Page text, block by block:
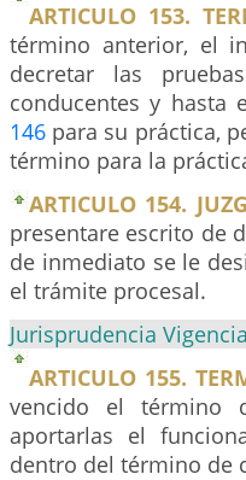
ARTICULO 153.
término anterior, el
decretar las
conducentes y
146 para su práctica,
término para la
ARTICULO 154.
presentare escrito de
de inmediato se le
el trámite procesal.
Jurisprudencia Vigencia
ARTICULO 155.
vencido el término
aportarlas el
dentro del término de